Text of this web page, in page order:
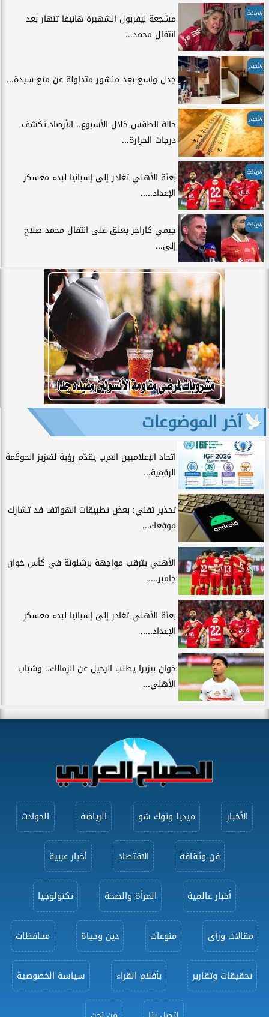
الرياضة
مشجعة ليفربول الشهيرة هانيفا تنهار بعد
انتقال محمد...
الأخبار
جدل واسع بعد منشور متداولة عن منع سيدة...
الأخبار
حالة الطقس خلال الأسبوع.. الأرصاد تكشف
درجات الحرارة...
الرياضة
بعثة الأهلي تغادر إلى إسبانيا لبدء معسكر
الإعداد.....
الرياضة
جيمي كاراجر يعلق على انتقال محمد صلاح
إلى...
آخر الموضوعات
اتحاد الإعلاميين العرب يقدّم رؤية لتعزيز الحوكمة
الرقمية...
تحذير تقني: بعض تطبيقات الهواتف قد تشارك
موقعك...
الأهلي يترقب مواجهة برشلونة في كأس خوان
جامبر.....
بعثة الأهلي تغادر إلى إسبانيا لبدء معسكر
الإعداد.....
خوان بيزيرا يطلب الرحيل عن الزمالك.. وشباب
الأهلي...
الأخبار ميديا وتوك شو الرياضة الحوادث
فن وثقافة الاقتصاد أخبار عربية
أخبار عالمية المرأة والصحة تكنولوجيا
مقالات ورأى منوعات دين وحياة محافظات
تحقيقات وتقارير بأقلام القراء سياسة الخصوصية